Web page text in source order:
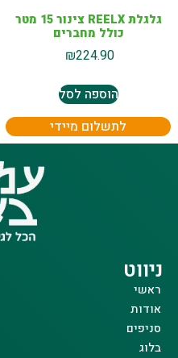
גלגלת REELX צינור 15 מטר
כולל מחברים
₪224.90
הוספה לסל
לתשלום מיידי
ניווט
ראשי
אודות
סניפים
בלוג